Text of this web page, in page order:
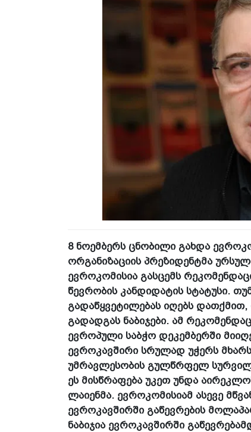
8 ნოემბერს ცნობილი გახდა
ორგანიზაციის პრეზიდენტმა
ევროკომისია გასცემს
წევრობის კანდიდატის სტატუსი.
გადაწყვეტილებას იღებს
გადადგას ნაბიჯები. ამ
ევროპული საბჭო დეკემბერში
ევროკავშირი სრულად უჭერს
უმრავლესობის გულწრფელ
ეს მისწრაფება უკეთ უნდა
ლაიენმა. ევროკომისიამ ასევე
ევროკავშირში გაწევრების
ნაბიჯია ევროკავშირში